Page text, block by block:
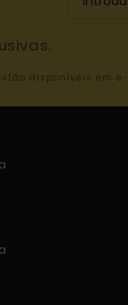
disponíveis em